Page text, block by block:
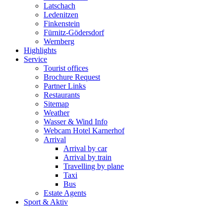
Latschach
Ledenitzen
Finkenstein
Fürnitz-Gödersdorf
Wernberg
Highlights
Service
Tourist offices
Brochure Request
Partner Links
Restaurants
Sitemap
Weather
Wasser & Wind Info
Webcam Hotel Karnerhof
Arrival
Arrival by car
Arrival by train
Travelling by plane
Taxi
Bus
Estate Agents
Sport & Aktiv